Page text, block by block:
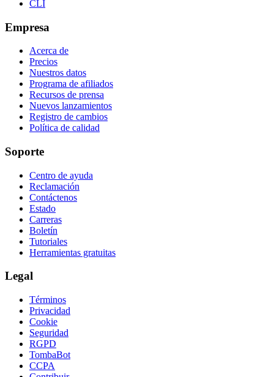
CLI
Empresa
Acerca de
Precios
Nuestros datos
Programa de afiliados
Recursos de prensa
Nuevos lanzamientos
Registro de cambios
Política de calidad
Soporte
Centro de ayuda
Reclamación
Contáctenos
Estado
Carreras
Boletín
Tutoriales
Herramientas gratuitas
Legal
Términos
Privacidad
Cookie
Seguridad
RGPD
TombaBot
CCPA